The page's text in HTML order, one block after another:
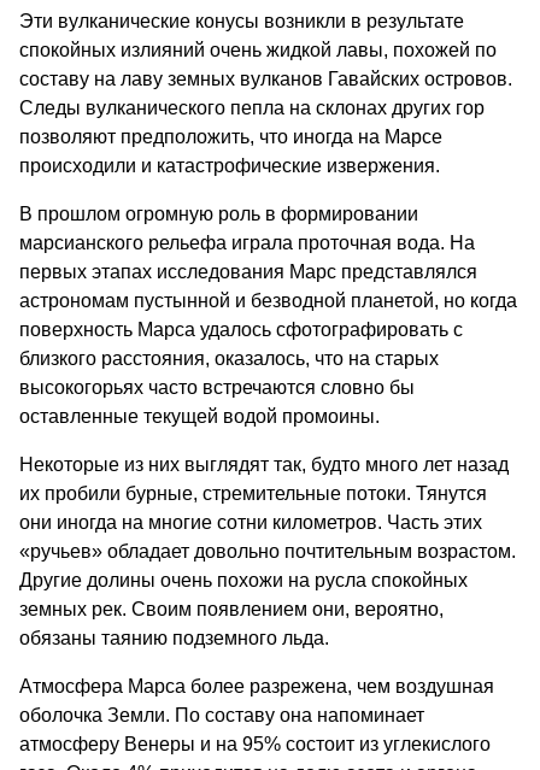
Эти вулканические конусы возникли в результате
спокойных излияний очень жидкой лавы, похожей по
составу на лаву земных вулканов Гавайских островов.
Следы вулканического пепла на склонах других гор
позволяют предположить, что иногда на Марсе
происходили и катастрофические извержения.
В прошлом огромную роль в формировании
марсианского рельефа играла проточная вода. На
первых этапах исследования Марс представлялся
астрономам пустынной и безводной планетой, но когда
поверхность Марса удалось сфотографировать с
близкого расстояния, оказалось, что на старых
высокогорьях часто встречаются словно бы
оставленные текущей водой промоины.
Некоторые из них выглядят так, будто много лет назад
их пробили бурные, стремительные потоки. Тянутся
они иногда на многие сотни километров. Часть этих
«ручьев» обладает довольно почтительным возрастом.
Другие долины очень похожи на русла спокойных
земных рек. Своим появлением они, вероятно,
обязаны таянию подземного льда.
Атмосфера Марса более разрежена, чем воздушная
оболочка Земли. По составу она напоминает
атмосферу Венеры и на 95% состоит из углекислого